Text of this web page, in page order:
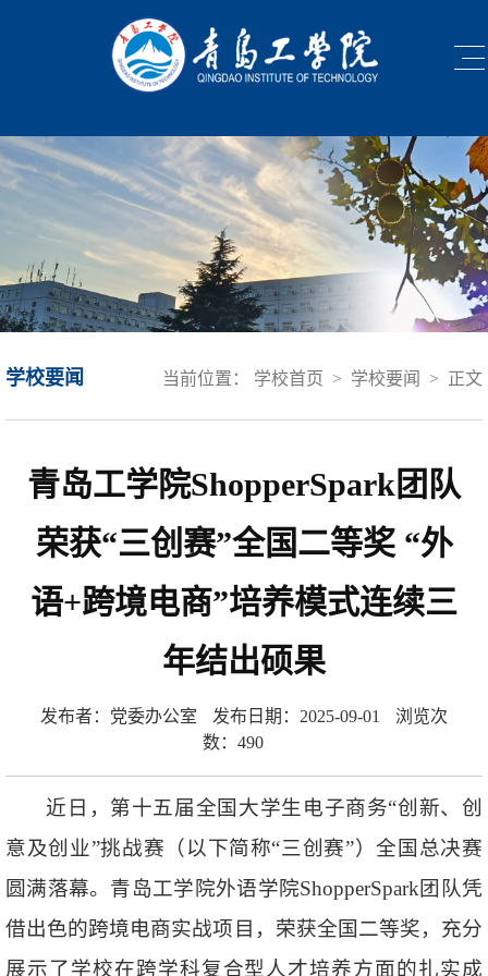
当前位置： 学校首页 > 学校要闻 > 正文
学校要闻
青岛工学院ShopperSpark团队
荣获“三创赛”全国二等奖 “外
语+跨境电商”培养模式连续三
年结出硕果
发布者：党委办公室 发布日期：2025-09-01
浏览次
数： 490
近日，第十五届全国大学生电子商务“创新、创
意及创业”挑战赛（以下简称“三创赛”）全国总决赛
圆满落幕。青岛工学院外语学院ShopperSpark团队凭
借出色的跨境电商实战项目，荣获全国二等奖，充分
展示了学校在跨学科复合型人才培养方面的扎实成